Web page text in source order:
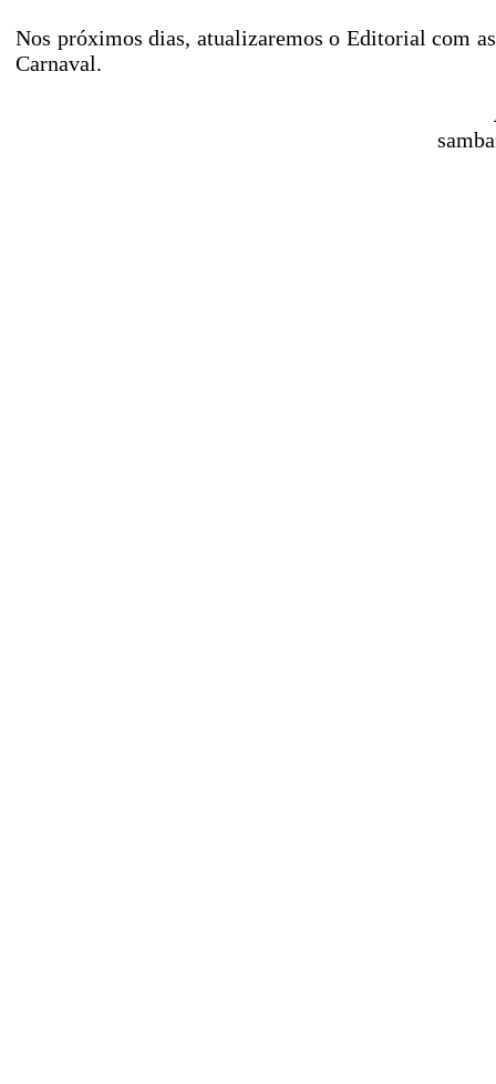
Nos próximos dias, atualizaremos o Editorial com
Carnaval.